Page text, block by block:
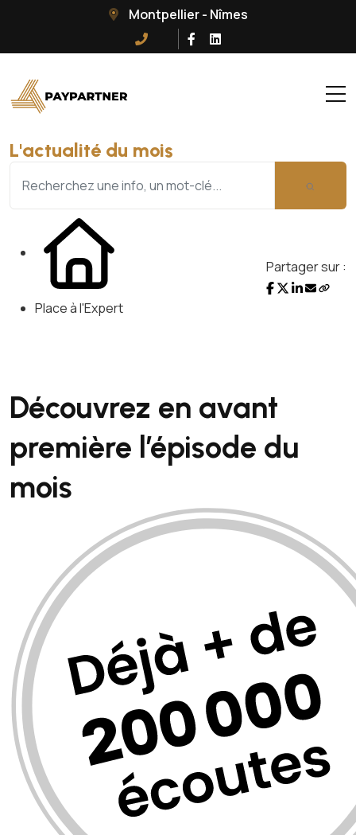
Montpellier - Nîmes
L'actualité du mois
Place à l'Expert
Partager sur :
Découvrez en avant
première l’épisode du
mois